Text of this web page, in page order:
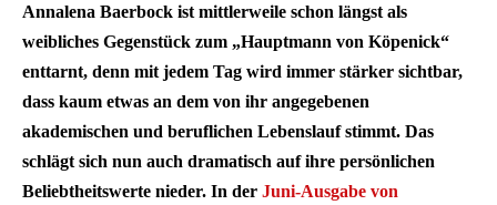
Annalena Baerbock ist mittlerweile schon längst als
weibliches Gegenstück zum „Hauptmann von Köpenick“
enttarnt, denn mit jedem Tag wird immer stärker sichtbar,
dass kaum etwas an dem von ihr angegebenen
akademischen und beruflichen Lebenslauf stimmt. Das
schlägt sich nun auch dramatisch auf ihre persönlichen
Beliebtheitswerte nieder. In der Juni-Ausgabe von